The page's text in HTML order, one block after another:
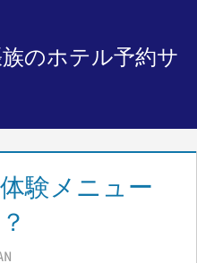
のホテル予約サ
験メニュー